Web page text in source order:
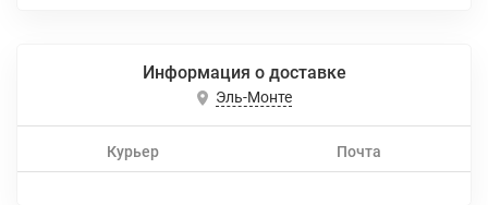
Информация о доставке
Эль-Монте
Курьер Почта